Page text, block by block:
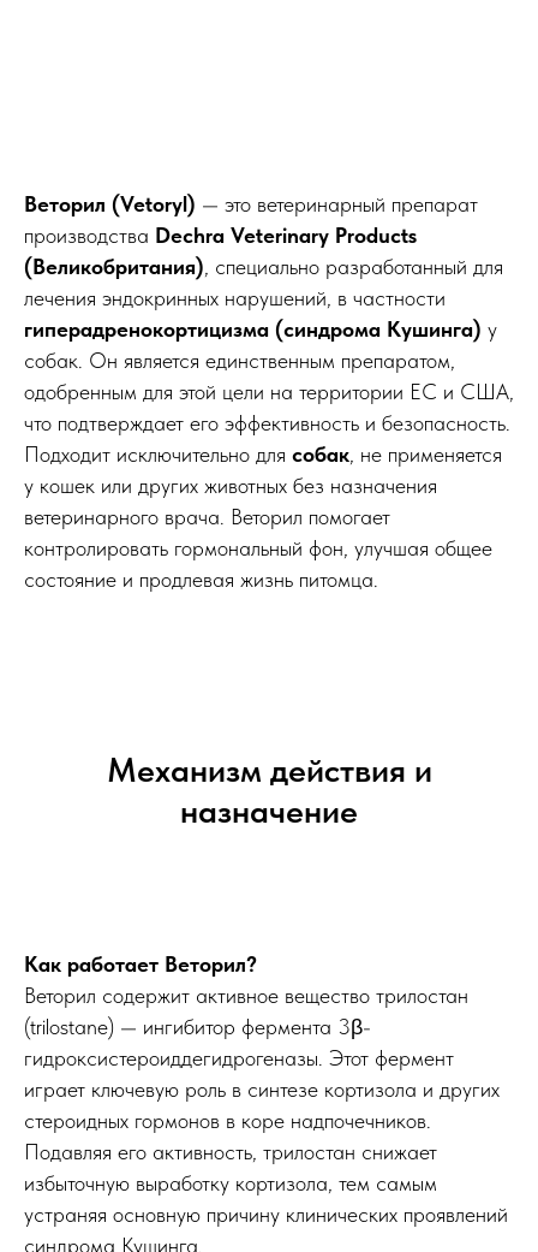
Веторил (Vetoryl) — это ветеринарный препарат
производства Dechra Veterinary Products
(Великобритания), специально разработанный для
лечения эндокринных нарушений, в частности
гиперадренокортицизма (синдрома Кушинга) у
собак. Он является единственным препаратом,
одобренным для этой цели на территории ЕС и США,
что подтверждает его эффективность и безопасность.
Подходит исключительно для собак, не применяется
у кошек или других животных без назначения
ветеринарного врача. Веторил помогает
контролировать гормональный фон, улучшая общее
состояние и продлевая жизнь питомца.
Механизм действия и
назначение
Как работает Веторил?
Веторил содержит активное вещество трилостан
(trilostane) — ингибитор фермента 3β-
гидроксистероиддегидрогеназы. Этот фермент
играет ключевую роль в синтезе кортизола и других
стероидных гормонов в коре надпочечников.
Подавляя его активность, трилостан снижает
избыточную выработку кортизола, тем самым
устраняя основную причину клинических проявлений
синдрома Кушинга.